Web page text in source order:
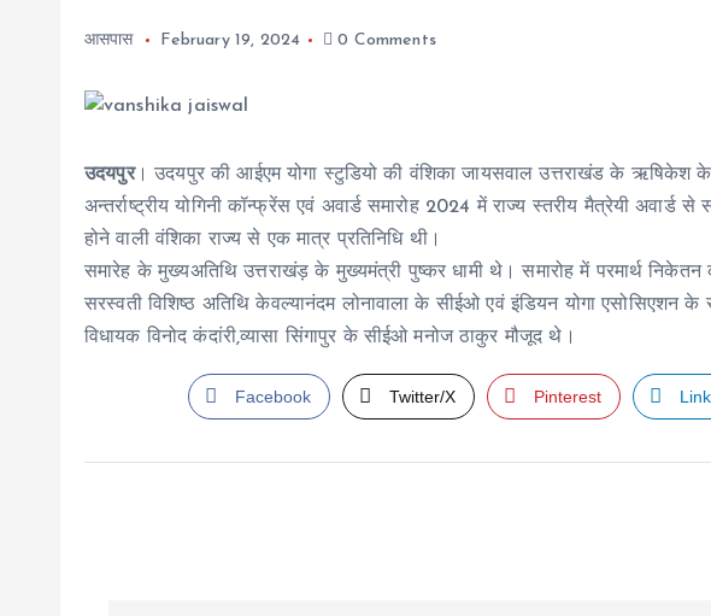
आसपास February 19, 2024 0 Comments
उदयपुर। उदयपुर की आईएम योगा स्टुडियो की वंशिका जायसवाल उत्तराखंड के ऋषिकेश
अन्तर्राष्ट्रीय योगिनी कॉन्फ्रेंस एवं अवार्ड समारोह 2024 में राज्य स्तरीय मैत्रेयी अवार्ड
होने वाली वंशिका राज्य से एक मात्र प्रतिनिधि थी।
समारेह के मुख्यअतिथि उत्तराखंड़ के मुख्यमंत्री पुष्कर धामी थे। समारोह में परमार्थ निकेतन
सरस्वती विशिष्ठ अतिथि केवल्यानंदम लोनावाला के सीईओ एवं इंडियन योगा एसोसिएशन के
विधायक विनोद कंदांरी,व्यासा सिंगापुर के सीईओ मनोज ठाकुर मौजूद थे।
Facebook Twitter/X Pinterest